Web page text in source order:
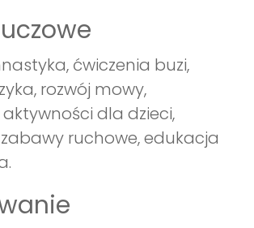
ćwiczenia buzi,
rozwój mowy,
aktywności dla dzieci,
ruchowe, edukacja